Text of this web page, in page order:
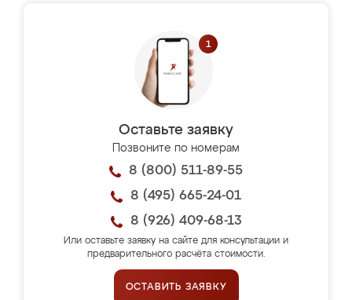
Оставьте заявку
Позвоните по номерам
8 (800) 511-89-55
8 (495) 665-24-01
8 (926) 409-68-13
Или оставьте заявку на сайте для консультации и
предварительного расчёта стоимости.
ОСТАВИТЬ ЗАЯВКУ